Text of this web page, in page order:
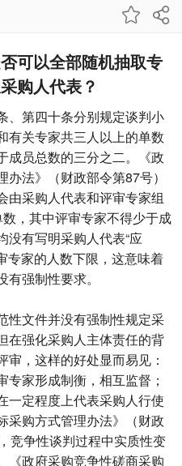
可以全部随机抽取专
购人代表？
、第四十条分别规定谈判小
有关专家共三人以上的单数
成员总数的三分之二。《政
法》（财政部令第87号）
由采购人代表和评审专家组
，其中评审专家不得少于成
没有写明采购人代表“应
专家的人数下限，这意味着
强制性要求。
性文件并没有强制性规定采
在强化采购人主体责任的背
，这样的好处显而易见：
家形成制衡，相互监督；
一定程度上代表采购人行使
采购方式管理办法》（财政
竞争性谈判过程中实质性变
《政府采购竞争性磋商采购